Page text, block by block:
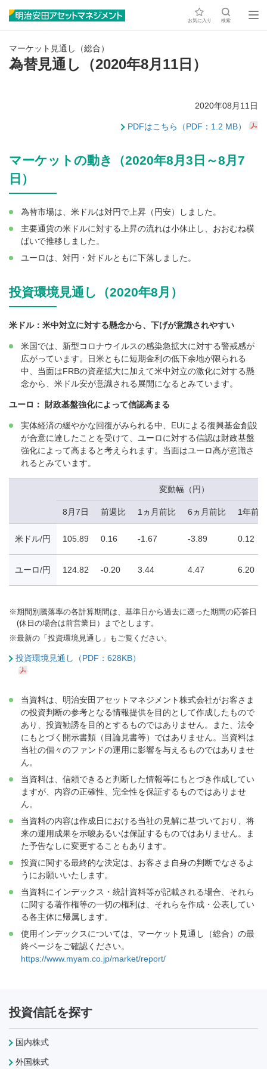
お気に入り 検索
マーケット見通し（総合）
為替見通し（2020年8月11日）
2020年08月11日
PDFはこちら（PDF：1.2 MB）
マーケットの動き（2020年8月3日～8月7
日）
為替市場は、米ドルは対円で上昇（円安）しました。
主要通貨の米ドルに対する上昇の流れは小休止し、おおむね横
ばいで推移しました。
ユーロは、対円・対ドルともに下落しました。
投資環境見通し（2020年8月）
米ドル：米中対立に対する懸念から、下げが意識されやすい
米国では、新型コロナウイルスの感染急拡大に対する警戒感が
広がっています。日米ともに短期金利の低下余地が限られる
中、当面はFRBの資産拡大に加えて米中対立の激化に対する懸
念から、米ドル安が意識される展開になるとみています。
ユーロ： 財政基盤強化によって信認高まる
実体経済の緩やかな回復がみられる中、EUによる復興基金創設
が合意に達したことを受けて、ユーロに対する信認は財政基盤
強化によって高まると考えられます。当面はユーロ高が意識さ
れるとみています。
変動幅（円）
8月7日 前週比 1ヵ月前比 6ヵ月前比 1年前比
米ドル/円 105.89 0.16 -1.67 -3.89 0.12
ユーロ/円 124.82 -0.20 3.44 4.47 6.20
※期間別騰落率の各計算期間は、基準日から過去に遡った期間の応答日
(休日の場合は前営業日）までとします。
※最新の「投資環境見通し」もご覧ください。
投資環境見通し（PDF：628KB）
当資料は、明治安田アセットマネジメント株式会社がお客さま
の投資判断の参考となる情報提供を目的として作成したもので
あり、投資勧誘を目的とするものではありません。また、法令
にもとづく開示書類（目論見書等）ではありません。当資料は
当社の個々のファンドの運用に影響を与えるものではありませ
ん。
当資料は、信頼できると判断した情報等にもとづき作成してい
ますが、内容の正確性、完全性を保証するものではありませ
ん。
当資料の内容は作成日における当社の見解に基づいており、将
来の運用成果を示唆あるいは保証するものではありません。ま
た予告なしに変更することもあります。
投資に関する最終的な決定は、お客さま自身の判断でなさるよ
うにお願いいたします。
当資料にインデックス・統計資料等が記載される場合、それら
に関する著作権等の一切の権利は、それらを作成・公表してい
る各主体に帰属します。
使用インデックスについては、マーケット見通し（総合）の最
終ページをご確認ください。
https://www.myam.co.jp/market/report/
投資信託を探す
国内株式
外国株式